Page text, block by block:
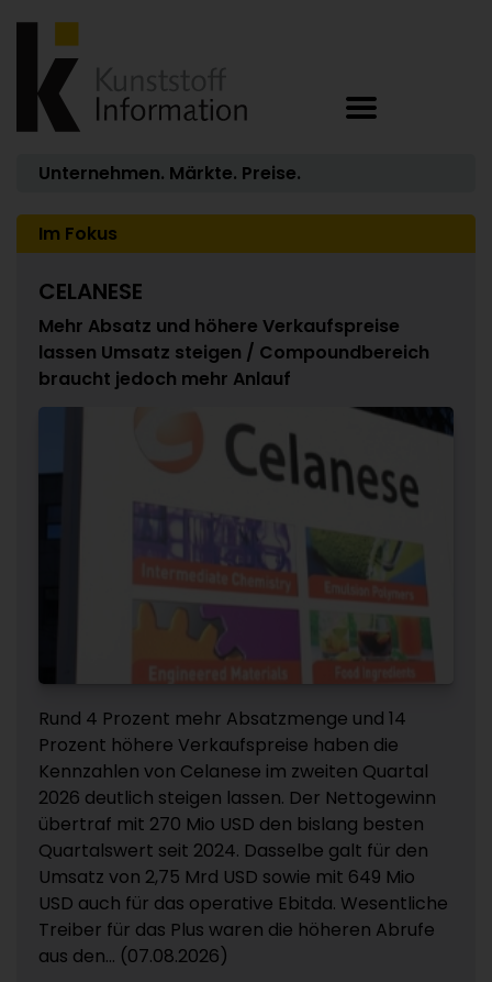
Unternehmen. Märkte. Preise.
Im Fokus
CELANESE
Mehr Absatz und höhere Verkaufspreise
lassen Umsatz steigen / Compoundbereich
braucht jedoch mehr Anlauf
Rund 4 Prozent mehr Absatzmenge und 14
Prozent höhere Verkaufspreise haben die
Kennzahlen von Celanese im zweiten Quartal
2026 deutlich steigen lassen. Der Nettogewinn
übertraf mit 270 Mio USD den bislang besten
Quartalswert seit 2024. Dasselbe galt für den
Umsatz von 2,75 Mrd USD sowie mit 649 Mio
USD auch für das operative Ebitda. Wesentliche
Treiber für das Plus waren die höheren Abrufe
aus den... (07.08.2026)